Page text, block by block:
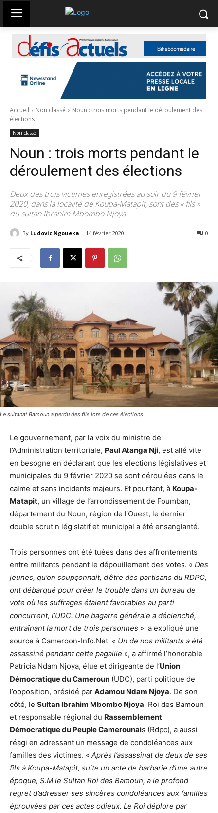
Accueil Non classé
Noun : trois morts pendant le déroulement des
élections
Non classé
Noun : trois morts pendant le
déroulement des élections
Deux des trois victimes enregistrées au soir du 9 février
2020, dans la localité de Koupa-Matapit, sont des « fils »
du sultan Ibrahim Mbombo Njoya.
By Ludovic Ngoueka 14 février 2020 0
Le sultanat Bamoun a perdu des fils lors de ces élections
Le gouvernement, par la voix du ministre de
l’Administration territoriale, Paul Atanga Nji, est allé vite
en besogne en déclarant que les élections législatives et
municipales du 9 février 2020 se sont déroulées dans le
calme et sans incidents majeurs. Et pourtant, à Koupa-
Matapit, un village de l’arrondissement de Foumban,
département du Noun, région de l’Ouest, le dernier
double scrutin législatif et municipal a été ensanglanté.
Trois personnes ont été tuées dans des affrontements
entre militants pendant le dépouillement des votes. « Des
jeunes, qu’on soupçonnait, d’être des partisans du RDPC,
ont débarqué pour créer le trouble dans un bureau de
vote où les suffrages étaient favorables au parti
concurrent, l’UDC. Une bagarre générale a déclenché,
entraînant la mort de trois personnes », a expliqué une
source à Cameroon-Info.Net. « Un de nos militants a été
assassiné pendant cette pagaille », a affirmé l’honorable
Patricia Ndam Njoya, élue et dirigeante de l’Union
Démocratique du Cameroun (UDC), parti politique de
l’opposition, présidé par Adamou Ndam Njoya. De son
côté, le Sultan Ibrahim Mbombo Njoya, Roi des Bamoun
et responsable régional du Rassemblement
Démocratique du Peuple Camerounais (Rdpc), a aussi
réagi en adressant un message de condoléances aux
familles des victimes. « Après l’assassinat de deux de ses
fils à Koupa-Matapit, suite un acte de barbarie d’une autre
époque, S.M le Sultan Roi des Bamoun, a le profond
regret d’adresser ses sincères condoléances aux familles
éprouvées par ces actes odieux. Le Roi déplore par